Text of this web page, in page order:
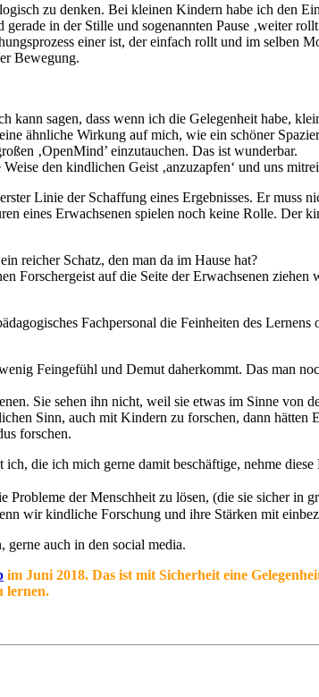
zu denken. Bei kleinen Kindern habe ich den
in der Stille und sogenannten Pause ‚weiter
einer ist, der einfach rollt und im selben
Bewegung.
sagen, dass wenn ich die Gelegenheit habe,
ähnliche Wirkung auf mich, wie ein schöner
‚OpenMind’ einzutauchen. Das ist wunderbar.
den kindlichen Geist ‚anzuzapfen‘ und uns
Linie der Schaffung eines Ergebnisses. Er muss
eines Erwachsenen spielen noch keine Rolle. Der
reicher Schatz, den man da im Hause hat?
Forschergeist auf die Seite der Erwachsenen
Fachpersonal die Feinheiten des
Feingefühl und Demut daherkommt. Das man
Sie sehen ihn nicht, weil sie etwas im Sinne von
Sinn, auch mit Kindern zu forschen, dann hätten
forschen.
die ich mich gerne damit beschäftige, nehme
der Menschheit zu lösen, (die sie sicher in
wir kindliche Forschung und ihre Stärken mit
gerne auch in den social media.
im Juni 2018. Das ist mit Sicherheit eine
lernen.